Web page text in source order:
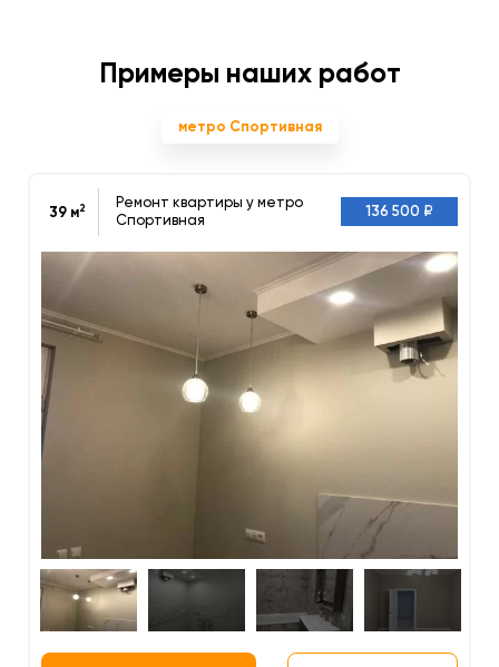
Примеры наших работ
метро Спортивная
39 м2
Ремонт квартиры у метро
Спортивная
136 500 ₽